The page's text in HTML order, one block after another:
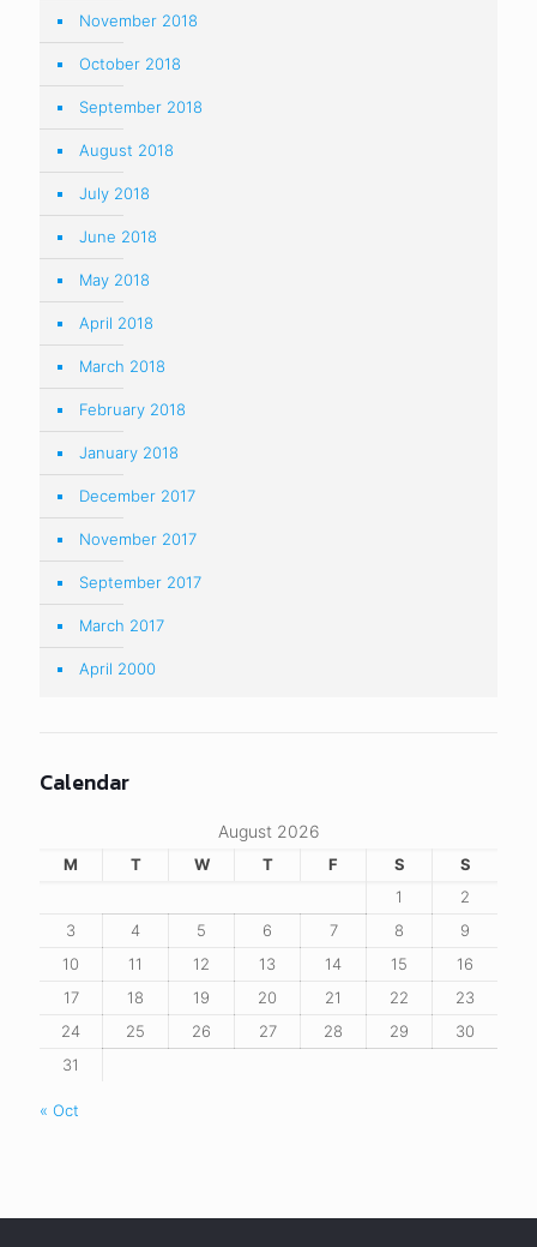
November 2018
October 2018
September 2018
August 2018
July 2018
June 2018
May 2018
April 2018
March 2018
February 2018
January 2018
December 2017
November 2017
September 2017
March 2017
April 2000
Calendar
August 2026
M T W T F S
S
1
2
3
4 5 6 7 8
9
10
11 12 13 14 15
16
17
18 19 20 21 22
23
24
25 26 27 28 29
30
31
« Oct